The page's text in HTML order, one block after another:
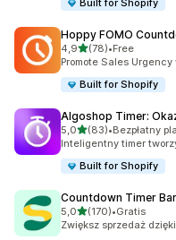
Built for Shopify
Hoppy FOMO
4,9na 5 gwiazdek
(78)
Łączna liczba recenzji:
•Free
Promote Sales
Built for Shopify
Algoshop Timer:
5,0na 5 gwiazdek
(83)
Łączna liczba recenzji:
•Bezpłatny
Inteligentny timer
Built for Shopify
Countdown Timer
5,0na 5 gwiazdek
(170)
Łączna liczba recenzji:
•Gratis
Zwiększ sprzedaż